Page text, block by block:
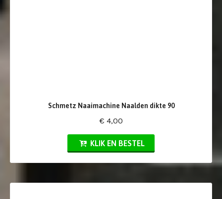
Schmetz Naaimachine Naalden dikte 90
€ 4,00
KLIK EN BESTEL